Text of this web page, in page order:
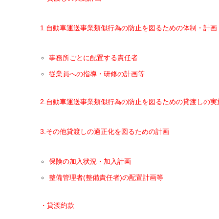
1.自動車運送事業類似行為の防止を図るための体制・計画
事務所ごとに配置する責任者
従業員への指導・研修の計画等
2.自動車運送事業類似行為の防止を図るための貸渡しの実
3.その他貸渡しの適正化を図るための計画
保険の加入状況・加入計画
整備管理者(整備責任者)の配置計画等
・貸渡約款